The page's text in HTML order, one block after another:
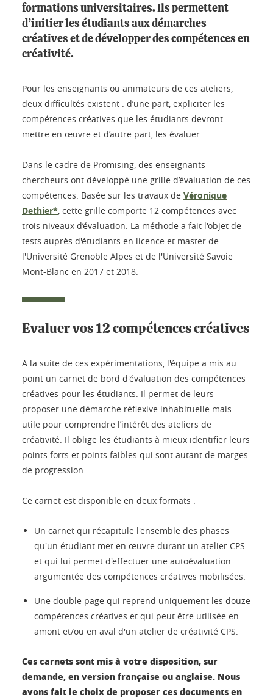
formations universitaires. Ils permettent
d’initier les étudiants aux démarches
créatives et de développer des compétences en
créativité.
Pour les enseignants ou animateurs de ces ateliers,
deux difficultés existent : d’une part, expliciter les
compétences créatives que les étudiants devront
mettre en œuvre et d’autre part, les évaluer.
Dans le cadre de Promising, des enseignants
chercheurs ont développé une grille d’évaluation de ces
compétences. Basée sur les travaux de Véronique
Dethier*, cette grille comporte 12 compétences avec
trois niveaux d’évaluation. La méthode a fait l'objet de
tests auprès d'étudiants en licence et master de
l'Université Grenoble Alpes et de l'Université Savoie
Mont-Blanc en 2017 et 2018.
Evaluer vos 12 compétences créatives
A la suite de ces expérimentations, l'équipe a mis au
point un carnet de bord d'évaluation des compétences
créatives pour les étudiants. Il permet de leurs
proposer une démarche réflexive inhabituelle mais
utile pour comprendre l’intérêt des ateliers de
créativité. Il oblige les étudiants à mieux identifier leurs
points forts et points faibles qui sont autant de marges
de progression.
Ce carnet est disponible en deux formats :
Un carnet qui récapitule l'ensemble des phases
qu'un étudiant met en œuvre durant un atelier CPS
et qui lui permet d'effectuer une autoévaluation
argumentée des compétences créatives mobilisées.
Une double page qui reprend uniquement les douze
compétences créatives et qui peut être utilisée en
amont et/ou en aval d'un atelier de créativité CPS.
Ces carnets sont mis à votre disposition, sur
demande, en version française ou anglaise. Nous
avons fait le choix de proposer ces documents en